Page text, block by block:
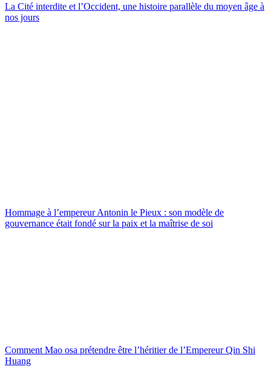
La Cité interdite et l’Occident, une histoire parallèle du moyen âge à
nos jours
Hommage à l’empereur Antonin le Pieux : son modèle de
gouvernance était fondé sur la paix et la maîtrise de soi
Comment Mao osa prétendre être l’héritier de l’Empereur Qin Shi
Huang